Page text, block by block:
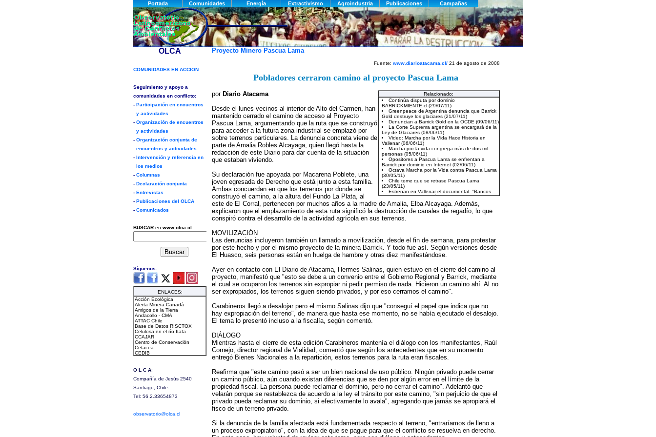
Proyecto Minero Pascua Lama
Fuente: www.diarioatacama.cl/ 21 de agosto de 2008
Pobladores cerraron camino al proyecto Pascua Lama
Relacionado:
por Diario Atacama
Desde el lunes vecinos al interior de Alto del Carmen, han
mantenido cerrado el camino de acceso al Proyecto
Pascua Lama, argumentando que la ruta que se construyó
para acceder a la futura zona industrial se emplazó por
sobre terrenos particulares. La denuncia concreta viene de
parte de Amalia Robles Alcayaga, quien llegó hasta la
redacción de este Diario para dar cuenta de la situación
que estaban viviendo.
Su declaración fue apoyada por Macarena Poblete, una
joven egresada de Derecho que está junto a esta familia.
Ambas concuerdan en que los terrenos por donde se
construyó el camino, a la altura del Fundo La Plata, al
este de El Corral, pertenecen por muchos años a la madre de Amalia, Elba Alcayaga. Además,
explicaron que el emplazamiento de esta ruta significó la destrucción de canales de regadío, lo que
conspiró contra el desarrollo de la actividad agrícola en sus terrenos.
MOVILIZACIÓN
Las denuncias incluyeron también un llamado a movilización, desde el fin de semana, para protestar
por este hecho y por el mismo proyecto de la minera Barrick. Y todo fue así. Según versiones desde
El Huasco, seis personas están en huelga de hambre y otras diez manifestándose.
Ayer en contacto con El Diario de Atacama, Hermes Salinas, quien estuvo en el cierre del camino al
proyecto, manifestó que "esto se debe a un convenio entre el Gobierno Regional y Barrick, mediante
el cual se ocuparon los terrenos sin expropiar ni pedir permiso de nada. Hicieron un camino ahí. Al no
ser expropiados, los terrenos siguen siendo privados, y por eso cerramos el camino".
Carabineros llegó a desalojar pero el mismo Salinas dijo que "conseguí el papel que indica que no
hay expropiación del terreno", de manera que hasta ese momento, no se había ejecutado el desalojo.
El tema lo presentó incluso a la fiscalía, según comentó.
DIÁLOGO
Mientras hasta el cierre de esta edición Carabineros mantenía el diálogo con los manifestantes, Raúl
Cornejo, director regional de Vialidad, comentó que según los antecedentes que en su momento
entregó Bienes Nacionales a la repartición, estos terrenos para la ruta eran fiscales.
Reafirma que "este camino pasó a ser un bien nacional de uso público. Ningún privado puede cerrar
un camino público, aún cuando existan diferencias que se den por algún error en el límite de la
propiedad fiscal. La persona puede reclamar el dominio, pero no cerrar el camino". Adelantó que
velarán porque se restablezca de acuerdo a la ley el tránsito por este camino, "sin perjuicio de que el
privado pueda reclamar su dominio, si efectivamente lo avala", agregando que jamás se apropiará el
fisco de un terreno privado.
Si la denuncia de la familia afectada está fundamentada respecto al terreno, "entraríamos de lleno a
un proceso expropiatorio", con la idea de que se pague para que el conflicto se resuelva en derecho.